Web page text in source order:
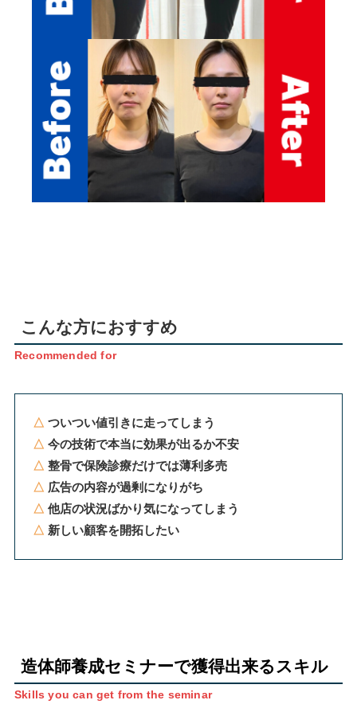
こんな方におすすめ
Recommended for
△ついつい値引きに走ってしまう
△今の技術で本当に効果が出るか不安
△整骨で保険診療だけでは薄利多売
△ 広告の内容が過剰になりがち
△他店の状況ばかり気になってしまう
△新しい顧客を開拓したい
造体師養成セミナーで獲得出来るスキル
Skills you can get from the seminar